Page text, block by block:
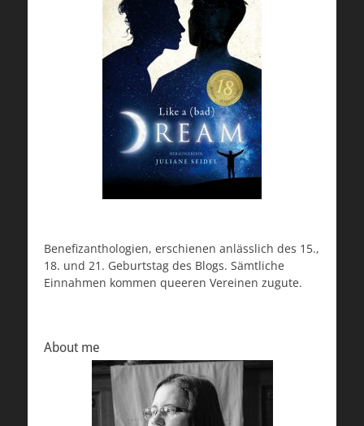
Benefizanthologien, erschienen anlässlich des 15.,
18. und 21. Geburtstag des Blogs. Sämtliche
Einnahmen kommen queeren Vereinen zugute.
About me